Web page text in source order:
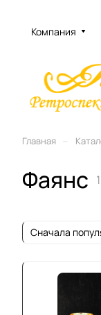
Компания
Главная
Фаянс
Сначала